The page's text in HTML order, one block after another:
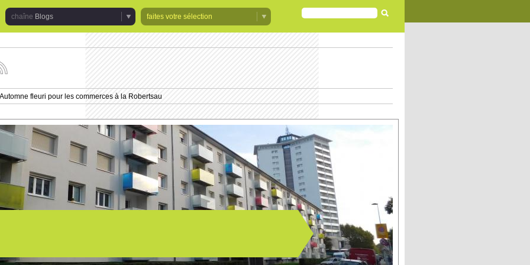
Blogs
faites votre sélection
FORMULAIRE
DE
RECHERCHE
Automne fleuri pour les commerces à la Robertsau